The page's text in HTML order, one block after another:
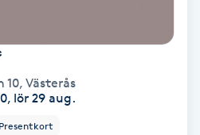
10, Västerås
lör 29 aug.
Presentkort